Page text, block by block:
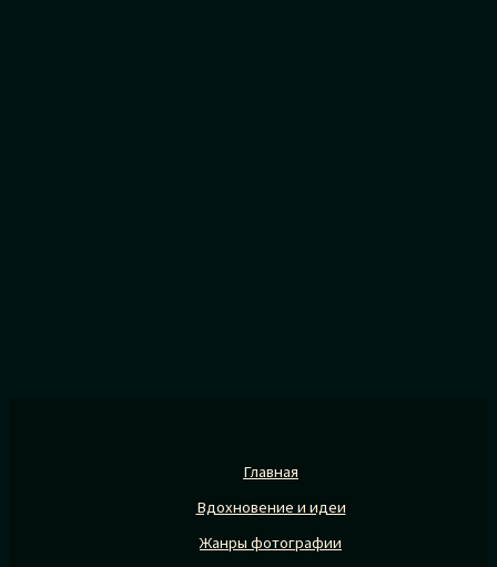
Главная
Вдохновение и идеи
Жанры фотографии